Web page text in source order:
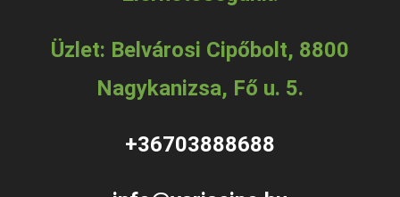
Üzlet: Belvárosi Cipőbolt, 8800
Nagykanizsa, Fő u. 5.
+36703888688